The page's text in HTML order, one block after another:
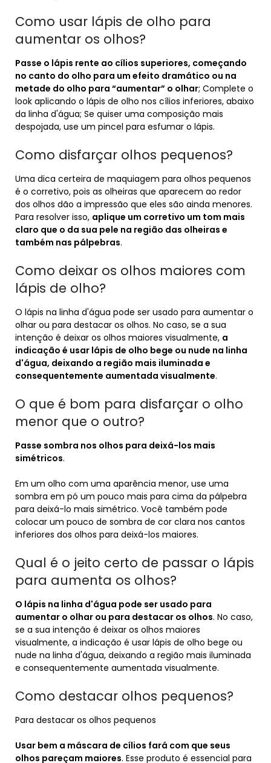
Como usar lápis de olho para
aumentar os olhos?
Passe o lápis rente ao cílios superiores, começando
no canto do olho para um efeito dramático ou na
metade do olho para “aumentar” o olhar; Complete o
look aplicando o lápis de olho nos cílios inferiores, abaixo
da linha d'água; Se quiser uma composição mais
despojada, use um pincel para esfumar o lápis.
Como disfarçar olhos pequenos?
Uma dica certeira de maquiagem para olhos pequenos
é o corretivo, pois as olheiras que aparecem ao redor
dos olhos dão a impressão que eles são ainda menores.
Para resolver isso, aplique um corretivo um tom mais
claro que o da sua pele na região das olheiras e
também nas pálpebras.
Como deixar os olhos maiores com
lápis de olho?
O lápis na linha d'água pode ser usado para aumentar o
olhar ou para destacar os olhos. No caso, se a sua
intenção é deixar os olhos maiores visualmente, a
indicação é usar lápis de olho bege ou nude na linha
d'água, deixando a região mais iluminada e
consequentemente aumentada visualmente.
O que é bom para disfarçar o olho
menor que o outro?
Passe sombra nos olhos para deixá-los mais
simétricos.
Em um olho com uma aparência menor, use uma
sombra em pó um pouco mais para cima da pálpebra
para deixá-lo mais simétrico. Você também pode
colocar um pouco de sombra de cor clara nos cantos
inferiores dos olhos para deixá-los maiores.
Qual é o jeito certo de passar o lápis
para aumenta os olhos?
O lápis na linha d'água pode ser usado para
aumentar o olhar ou para destacar os olhos. No caso,
se a sua intenção é deixar os olhos maiores
visualmente, a indicação é usar lápis de olho bege ou
nude na linha d'água, deixando a região mais iluminada
e consequentemente aumentada visualmente.
Como destacar olhos pequenos?
Para destacar os olhos pequenos
Usar bem a máscara de cílios fará com que seus
olhos pareçam maiores. Esse produto é essencial para